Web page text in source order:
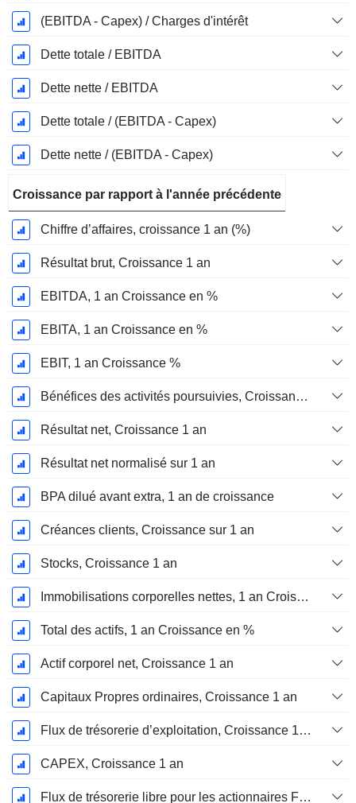
(EBITDA - Capex) / Charges d'intérêt
Dette totale / EBITDA
Dette nette / EBITDA
Dette totale / (EBITDA - Capex)
Dette nette / (EBITDA - Capex)
Croissance par rapport à l'année précédente
Chiffre d’affaires, croissance 1 an (%)
Résultat brut, Croissance 1 an
EBITDA, 1 an Croissance en %
EBITA, 1 an Croissance en %
EBIT, 1 an Croissance %
Bénéfices des activités poursuivies, Croissance 1 an
Résultat net, Croissance 1 an
Résultat net normalisé sur 1 an
BPA dilué avant extra, 1 an de croissance
Créances clients, Croissance sur 1 an
Stocks, Croissance 1 an
Immobilisations corporelles nettes, 1 an Croissance
Total des actifs, 1 an Croissance en %
Actif corporel net, Croissance 1 an
Capitaux Propres ordinaires, Croissance 1 an
Flux de trésorerie d’exploitation, Croissance 1 an
CAPEX, Croissance 1 an
Flux de trésorerie libre pour les actionnaires FCFE, Croissance 1 an